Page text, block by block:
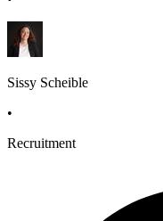
Sissy Scheible
•
Recruitment